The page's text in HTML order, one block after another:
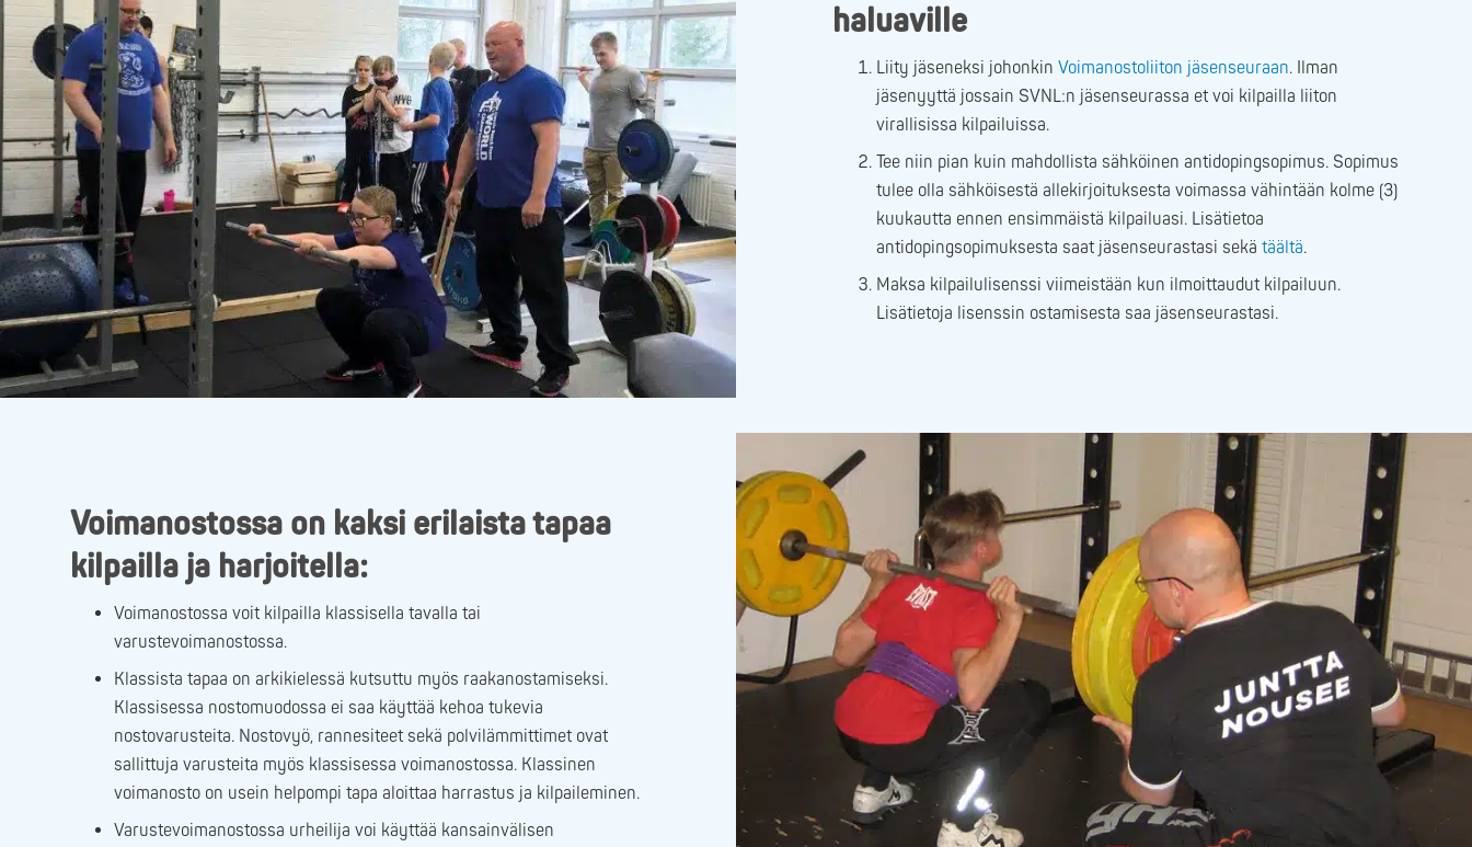
haluaville
Liity jäseneksi johonkin Voimanostoliiton jäsenseuraan. Ilman
jäsenyyttä jossain SVNL:n jäsenseurassa et voi kilpailla liiton
virallisissa kilpailuissa.
Tee niin pian kuin mahdollista sähköinen antidopingsopimus. Sopimus
tulee olla sähköisestä allekirjoituksesta voimassa vähintään kolme (3)
kuukautta ennen ensimmäistä kilpailuasi. Lisätietoa
antidopingsopimuksesta saat jäsenseurastasi sekä täältä.
Maksa kilpailulisenssi viimeistään kun ilmoittaudut kilpailuun.
Lisätietoja lisenssin ostamisesta saa jäsenseurastasi.
Voimanostossa on kaksi erilaista tapaa
kilpailla ja harjoitella:
Voimanostossa voit kilpailla klassisella tavalla tai
varustevoimanostossa.
Klassista tapaa on arkikielessä kutsuttu myös raakanostamiseksi.
Klassisessa nostomuodossa ei saa käyttää kehoa tukevia
nostovarusteita. Nostovyö, rannesiteet sekä polvilämmittimet ovat
sallittuja varusteita myös klassisessa voimanostossa. Klassinen
voimanosto on usein helpompi tapa aloittaa harrastus ja kilpaileminen.
Varustevoimanostossa urheilija voi käyttää kansainvälisen